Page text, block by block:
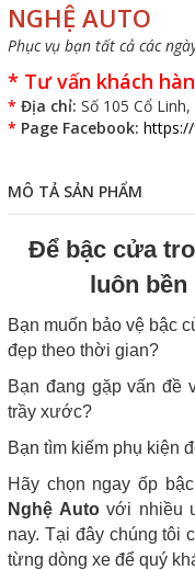
NGHỆ AUTO
Phục vụ bạn tất cả các
* Tư vấn khách
* Địa chỉ: Số 105 Cổ
* Page Facebook:
MÔ TẢ SẢN PHẨM
Để bậc cửa
luôn
Bạn muốn bảo vệ bậc
đẹp theo thời gian?
Bạn đang gặp vấn đề
trầy xước?
Bạn tìm kiếm phụ kiện
Hãy chọn ngay ốp
Nghệ Auto với nhiều
nay. Tại đây chúng tôi
từng dòng xe để quý